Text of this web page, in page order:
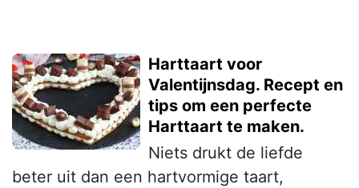
Harttaart voor
Valentijnsdag. Recept en
tips om een perfecte
Harttaart te maken.
Niets drukt de liefde
beter uit dan een hartvormige taart,